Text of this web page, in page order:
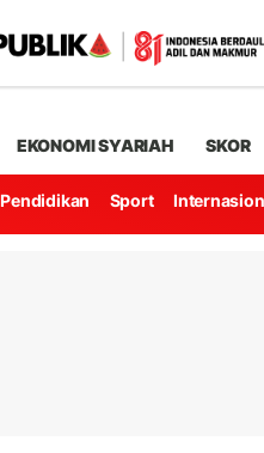
EKONOMI SYARIAH SKOR
Pendidikan Sport